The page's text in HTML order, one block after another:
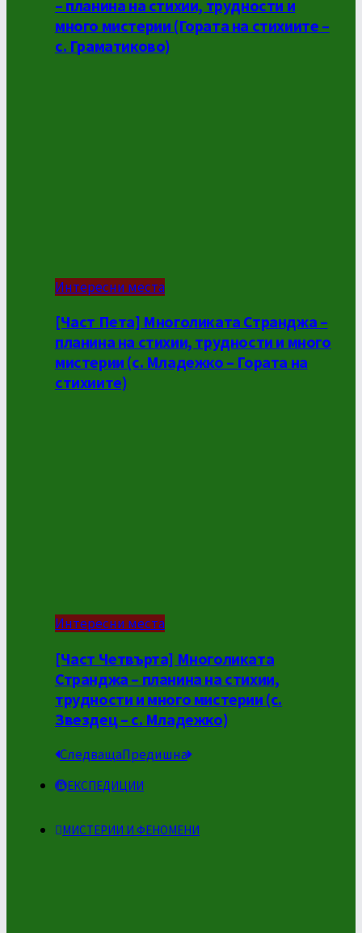
– планина на стихии, трудности и
много мистерии (Гората на стихиите –
с. Граматиково)
Интересни места
[Част Пета] Многоликата Странджа –
планина на стихии, трудности и много
мистерии (с. Младежко – Гората на
стихиите)
Интересни места
[Част Четвърта] Многоликата
Странджа – планина на стихии,
трудности и много мистерии (с.
Звездец – с. Младежко)
СледващаПредишна
ЕКСПЕДИЦИИ
МИСТЕРИИ И ФЕНОМЕНИ